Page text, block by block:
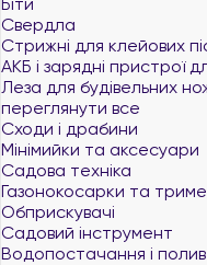
Свердла
Стрижні для клейових
АКБ і зарядні пристрої
Леза для будівельних
переглянути все
Сходи і драбини
Мінімийки та аксесуари
Садова техніка
Газонокосарки та
Обприскувачі
Садовий інструмент
Водопостачання і полив